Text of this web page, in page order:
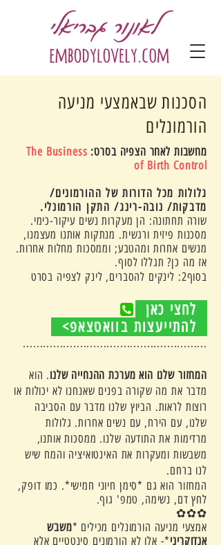
הסכנות שבאמצעי מניעה
הורמונלים
מחשבות לאחר הצפיה בסרט: The Business
of Birth Control
גלולות מכל הדורות של ההורמונים/
מדבקות/ נובה-רינג/ התקן הורמונלי.
שורה תחתונה: הן מעקרות נשים עיקור-כימי.
מסכנות פיזית ורגשית. מנתקות אותנו מעצמנו,
מנשים אחרות ומהטבע; וממסכות מחלות אחרות.
אז מה כן? תגללו לסוף.
בסוף2: לינקים להסברים, לינק לצפיה בסרט
לחצי כאן 
להתייעצות בוואטצאפ>
.......................................................
המחזור שלנו הוא מערכת ההנחייה שלנו. הוא
מדבר את מה שקורה בפנים שאנחנו לא יכולות או
רוצות לראות. הביוץ שלנו מדבר עם הסביבה
שלנו, עם הירח, עם נשים אחרות. גלולות
מרדימות את התודעה שלנו. ממסכות אותנו,
משבשות ומעקרות את האינטואיציה והמח שיש
לנו ברחם.
המחזור הוא גם *סימן חיוני חמישי*. כמו דופק,
לחץ דם, נשימה, טמפ' גוף.
✿✿✿
אמצעי מניעה הורמונלים מכילים *משבש
אנדוקריני*- אלו לא הורמונים סינטטיים אלא